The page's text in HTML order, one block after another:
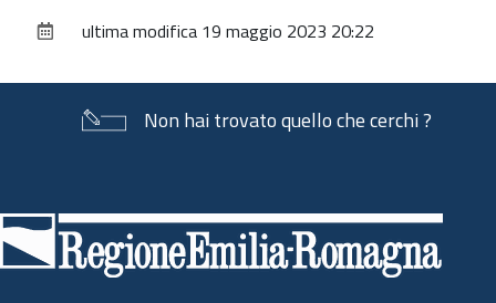
documentoultima modifica 19 maggio 2023 20:22
Non hai trovato quello che cerchi ?
di
pagina